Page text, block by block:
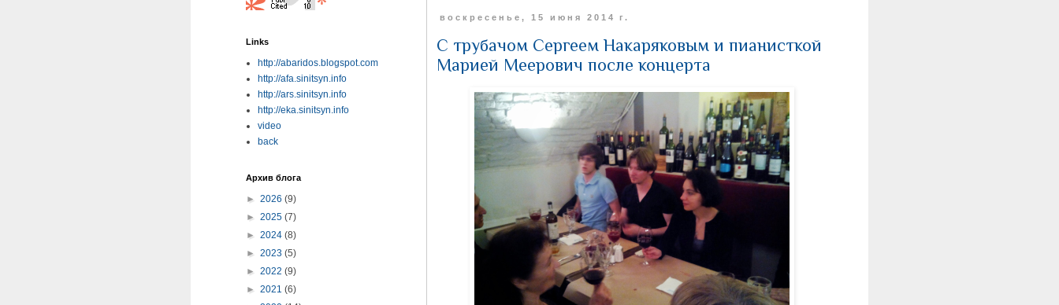
воскресенье, 15 июня 2014 г.
С трубачом Сергеем Накаряковым и пианисткой
Марией Меерович после концерта
Links
http://abaridos.blogspot.com
http://afa.sinitsyn.info
http://ars.sinitsyn.info
http://eka.sinitsyn.info
video
back
Архив блога
► 2026 (9)
► 2025 (7)
► 2024 (8)
► 2023 (5)
► 2022 (9)
► 2021 (6)